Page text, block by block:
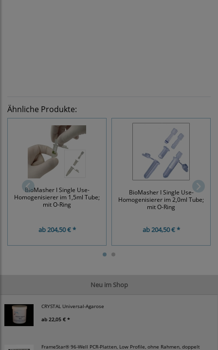
Neu im Shop
CRYSTAL Universal-Agarose
ab 22,05 € *
FrameStar® 96-Well PCR-Platten, Low Profile, ohne Rahmen, doppelt
Ähnliche Produkte:
BioMasher I Single Use-
Homogenisierer im 1,5ml Tube;
mit O-Ring
ab204,50 € *
BioMasher I Single Use-
Homogenisierer im 2,0ml Tube;
mit O-Ring
ab204,50 € *